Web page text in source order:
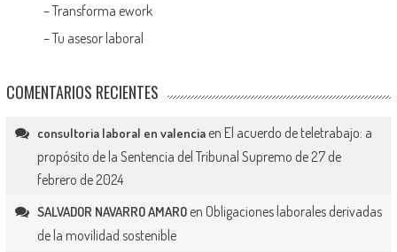
–Transforma ework
–Tu asesor laboral
COMENTARIOS RECIENTES
consultoria laboral en valenciaen El acuerdo de teletrabajo: a
propósito de la Sentencia del Tribunal Supremo de 27 de
febrero de 2024
SALVADOR NAVARRO AMAROen Obligaciones laborales derivadas
de la movilidad sostenible